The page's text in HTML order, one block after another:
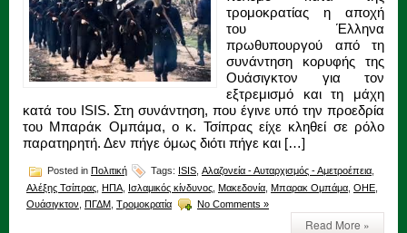
τρομοκρατίας η αποχή
του Έλληνα
πρωθυπουργού από τη
συνάντηση κορυφής της
Ουάσιγκτον για τον
εξτρεμισμό και τη μάχη
κατά του ISIS. Στη συνάντηση, που έγινε υπό την προεδρία
του Μπαράκ Ομπάμα, ο κ. Τσίπρας είχε κληθεί σε ρόλο
παρατηρητή. Δεν πήγε όμως διότι πήγε και […]
Posted in Πολιτική Tags: ISIS Αλαζονεία - Αυταρχισμός - Αμετροέπεια
Αλέξης Τσίπρας ΗΠΑ Ισλαμικός κίνδυνος Μακεδονία Μπαρακ Ομπάμα ΟΗΕ
Ουάσιγκτον ΠΓΔΜ Τρομοκρατία No Comments »
Read More »